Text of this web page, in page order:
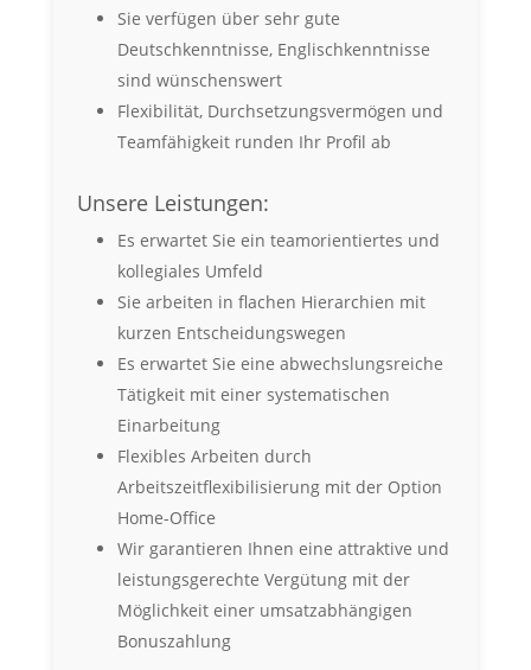
Sie verfügen über sehr gute
Deutschkenntnisse, Englischkenntnisse
sind wünschenswert
Flexibilität, Durchsetzungsvermögen und
Teamfähigkeit runden Ihr Profil ab
Unsere Leistungen:
Es erwartet Sie ein teamorientiertes und
kollegiales Umfeld
Sie arbeiten in flachen Hierarchien mit
kurzen Entscheidungswegen
Es erwartet Sie eine abwechslungsreiche
Tätigkeit mit einer systematischen
Einarbeitung
Flexibles Arbeiten durch
Arbeitszeitflexibilisierung mit der Option
Home-Office
Wir garantieren Ihnen eine attraktive und
leistungsgerechte Vergütung mit der
Möglichkeit einer umsatzabhängigen
Bonuszahlung